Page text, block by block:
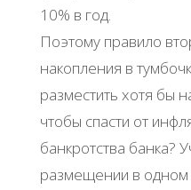
10% в год.
Поэтому правило
накопления в
разместить хотя бы
чтобы спасти от
банкротства банка?
размещении в одном